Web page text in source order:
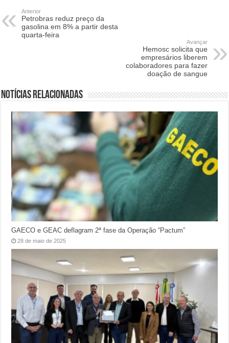
Anterior
Petrobras reduz preço da
gasolina em 8% a partir desta
quarta-feira
Avançar
Hemosc solicita que
empresários liberem
colaboradores para fazer
doação de sangue
Notícias relacionadas
GAECO e GEAC deflagram 2ª fase da Operação “Pactum”
28 de maio de 2025